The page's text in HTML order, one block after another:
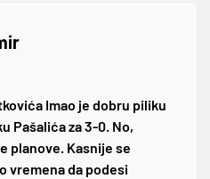
Imao je dobru piliku
Pašalića za 3-0. No,
planove. Kasnije se
vremena da podesi